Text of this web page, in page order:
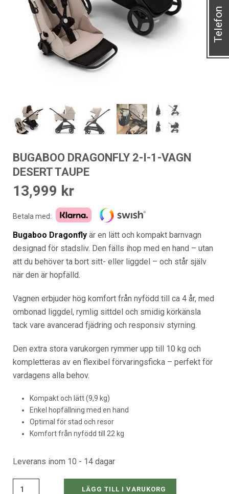
BUGABOO DRAGONFLY 2-I-1-VAGN
DESERT TAUPE
13,999 kr
Betala med:
Bugaboo Dragonfly är en lätt och kompakt barnvagn
designad för stadsliv. Den fälls ihop med en hand – utan
att du behöver ta bort sitt- eller liggdel – och står själv
när den är hopfälld.
Vagnen erbjuder hög komfort från nyfödd till ca 4 år, med
ombonad liggdel, rymlig sittdel och smidig körkänsla
tack vare avancerad fjädring och responsiv styrning.
Den extra stora varukorgen rymmer upp till 10 kg och
kompletteras av en flexibel förvaringsficka – perfekt för
vardagens alla behov.
Kompakt och lätt (9,9 kg)
Enkel hopfällning med en hand
Optimal för stad och resor
Komfort från nyfödd till 22 kg
Leverans inom 10 - 14 dagar
LÄGG TILL I VARUKORG
Telefon